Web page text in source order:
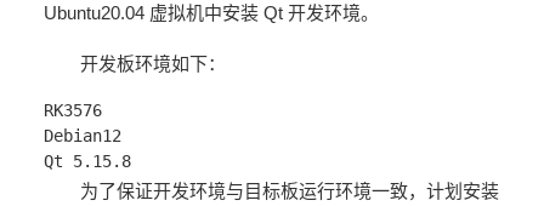
Ubuntu20.04 虚拟机中安装 Qt 开发环境。
开发板环境如下：
RK3576
Debian12
Qt 5.15.8
为了保证开发环境与目标板运行环境一致，计划安装